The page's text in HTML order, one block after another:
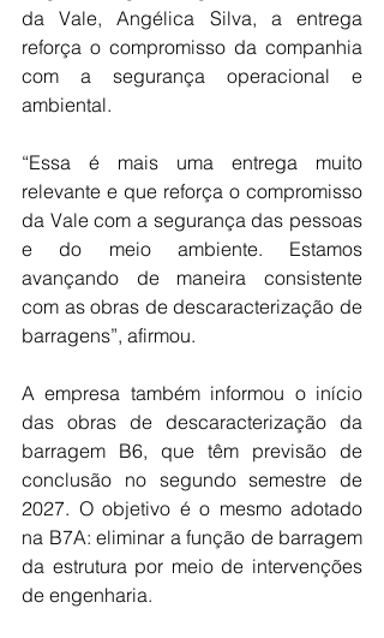
da Vale, Angélica Silva, a entrega
reforça o compromisso da companhia
com a segurança operacional e
ambiental.
“Essa é mais uma entrega muito
relevante e que reforça o compromisso
da Vale com a segurança das pessoas
e do meio ambiente. Estamos
avançando de maneira consistente
com as obras de descaracterização de
barragens”, afirmou.
A empresa também informou o início
das obras de descaracterização da
barragem B6, que têm previsão de
conclusão no segundo semestre de
2027. O objetivo é o mesmo adotado
na B7A: eliminar a função de barragem
da estrutura por meio de intervenções
de engenharia.